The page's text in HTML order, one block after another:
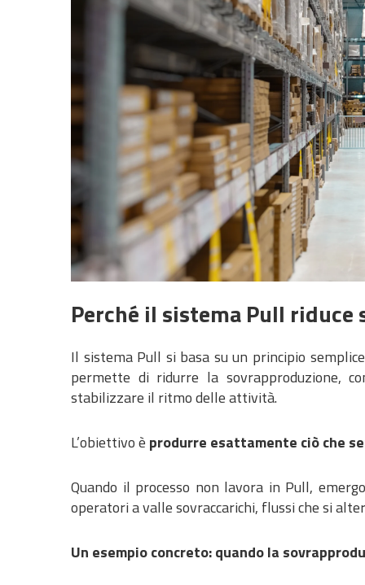
Perché il sistema Pull
Il sistema Pull si basa su un principio
permette di ridurre la sovrapproduzione,
stabilizzare il ritmo delle attività.
L’obiettivo è produrre esattamente ciò che
Quando il processo non lavora in Pull,
operatori a valle sovraccarichi, flussi che si
Un esempio concreto: quando la